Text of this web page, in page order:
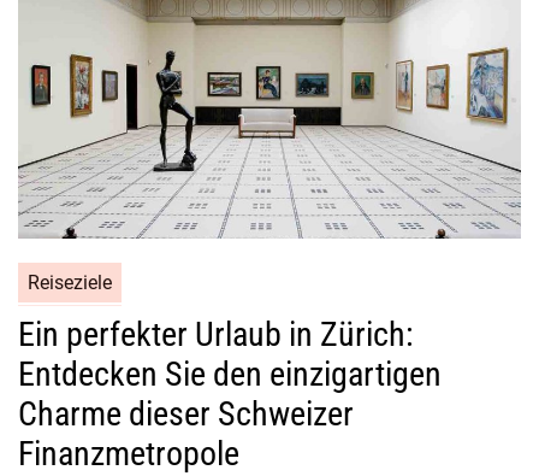
Reiseziele
Ein perfekter Urlaub in Zürich:
Entdecken Sie den einzigartigen
Charme dieser Schweizer
Finanzmetropole